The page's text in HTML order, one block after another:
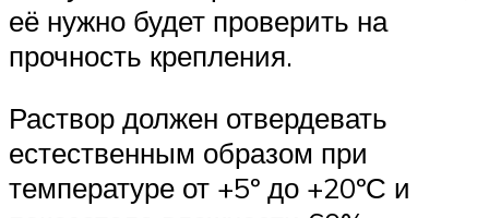
её нужно будет проверить на
прочность крепления.
Раствор должен отвердевать
естественным образом при
температуре от +5º до +20ºС и